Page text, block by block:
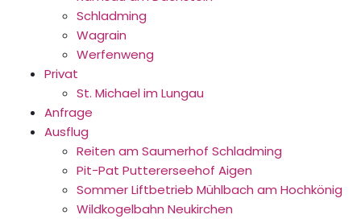
Schladming
Wagrain
Werfenweng
Privat
St. Michael im Lungau
Anfrage
Ausflug
Reiten am Saumerhof Schladming
Pit-Pat Puttererseehof Aigen
Sommer Liftbetrieb Mühlbach am Hochkönig
Wildkogelbahn Neukirchen